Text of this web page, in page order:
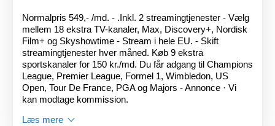
Normalpris 549,- /md. - .Inkl. 2 streamingtjenester - Vælg
mellem 18 ekstra TV-kanaler, Max, Discovery+, Nordisk
Film+ og Skyshowtime - Stream i hele EU. - Skift
streamingtjenester hver måned. Køb 9 ekstra
sportskanaler for 150 kr./md. Du får adgang til Champions
League, Premier League, Formel 1, Wimbledon, US
Open, Tour De France, PGA og Majors - Annonce · Vi
kan modtage kommission.
Læs mere